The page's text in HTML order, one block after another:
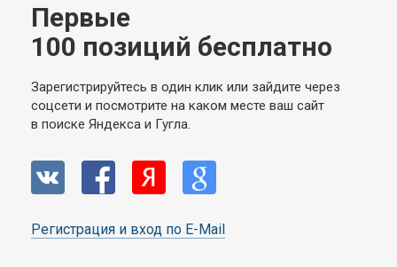
Первые
100 позиций бесплатно
Зарегистрируйтесь в один клик или зайдите через
соцсети и посмотрите на каком месте ваш сайт
в поиске Яндекса и Гугла.
Регистрация и вход по E-Mail